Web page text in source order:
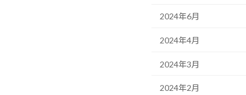
2024年6月
2024年4月
2024年3月
2024年2月